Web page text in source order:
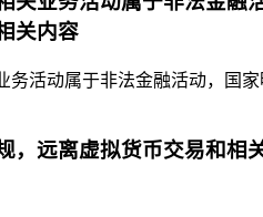
关内容
务活动属于非法金融活动，国
，远离虚拟货币交易和相